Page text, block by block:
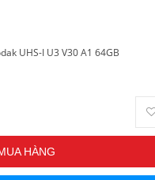
UHS-I U3 V30 A1 64GB
HÀNG